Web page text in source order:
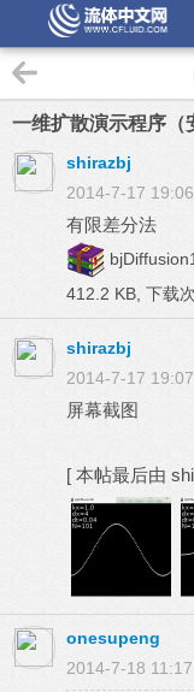
一维扩散演示程序（
shirazbj
2014-7-17
有限差分法
412.2 KB, 下载
shirazbj
2014-7-17
屏幕截图
[ 本帖最后由
onesupeng
2014-7-18